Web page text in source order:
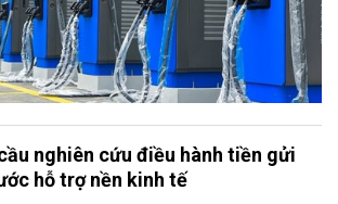
nghiên cứu điều hành tiền gửi
hỗ trợ nền kinh tế